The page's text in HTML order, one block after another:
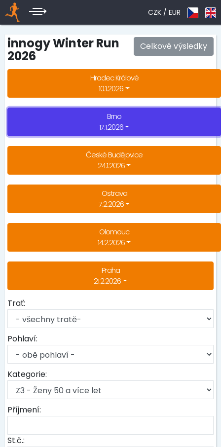
CZK / EUR
Celkové výsledky
innogy Winter Run
2026
Hradec Králové
10.1.2026
Brno
17.1.2026
České Budějovice
24.1.2026
Ostrava
7.2.2026
Olomouc
14.2.2026
Praha
21.2.2026
Trať:
Pohlaví:
Kategorie:
Příjmení:
St.č.: